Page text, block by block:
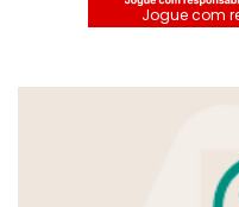
Jogue com